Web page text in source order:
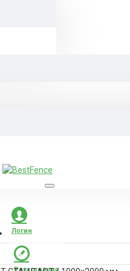
Логин
Регистрация